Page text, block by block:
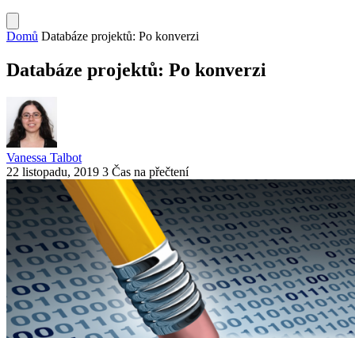
Domů Databáze projektů: Po konverzi
Databáze projektů: Po konverzi
Vanessa Talbot
22 listopadu, 2019 3 Čas na přečtení